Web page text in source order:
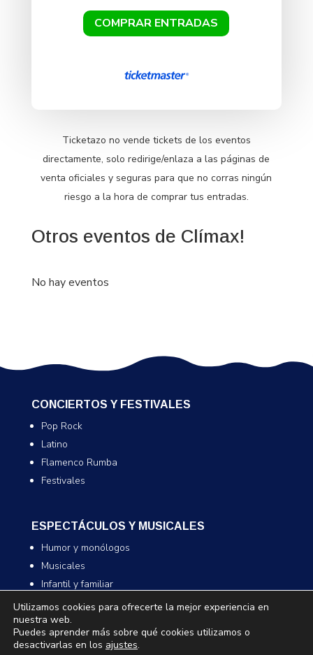
COMPRAR ENTRADAS
Ticketazo no vende tickets de los eventos
directamente, solo redirige/enlaza a las páginas de
venta oficiales y seguras para que no corras ningún
riesgo a la hora de comprar tus entradas.
Otros eventos de Clímax!
No hay eventos
CONCIERTOS Y FESTIVALES
Pop Rock
Latino
Flamenco Rumba
Festivales
ESPECTÁCULOS Y MUSICALES
Humor y monólogos
Musicales
Infantil y familiar
Magia
TEATRO Y DANZA
Utilizamos cookies para ofrecerte la mejor experiencia en
nuestra web.
Puedes aprender más sobre qué cookies utilizamos o
desactivarlas en los ajustes.